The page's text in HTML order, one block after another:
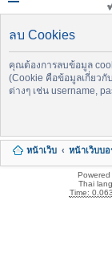
ลบ Cookies
คุณต้องการลบข้อมูล
(Cookie คือข้อมูลเกี่ยว
ต่างๆ เช่น username,
หน้าเว็บ หน้าเว็บบอ
Powered
Thai
Time: